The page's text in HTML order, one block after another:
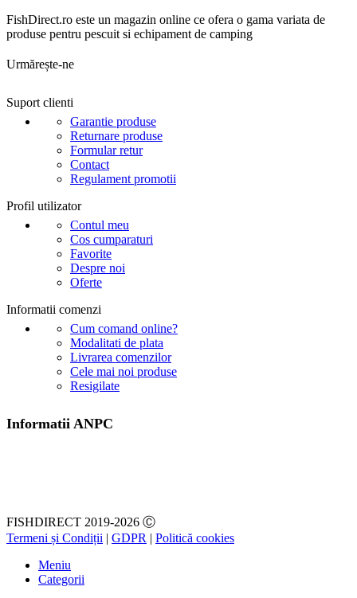
FishDirect.ro este un magazin online ce ofera o gama variata de
produse pentru pescuit si echipament de camping
Urmărește-ne
Suport clienti
Garantie produse
Returnare produse
Formular retur
Contact
Regulament promotii
Profil utilizator
Contul meu
Cos cumparaturi
Favorite
Despre noi
Oferte
Informatii comenzi
Cum comand online?
Modalitati de plata
Livrarea comenzilor
Cele mai noi produse
Resigilate
Informatii ANPC
FISHDIRECT 2019-2026 Ⓒ
Termeni și Condiții | GDPR | Politică cookies
Meniu
Categorii